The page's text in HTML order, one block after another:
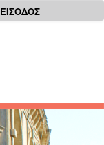
ΕΙΣΟΔΟΣ